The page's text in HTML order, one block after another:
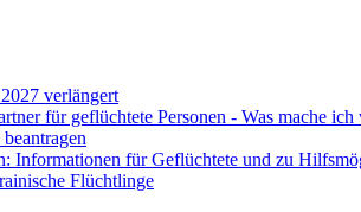
verlängert
für geflüchtete Personen - Was mache ich
Informationen für Geflüchtete und zu
Flüchtlinge